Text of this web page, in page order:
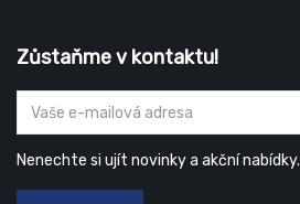
Zůstaňme v kontaktu!
Nenechte si ujít novinky a akční nabídky.